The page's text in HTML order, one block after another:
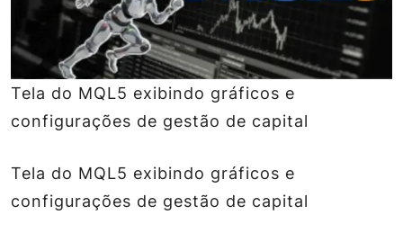
Tela do MQL5 exibindo gráficos e
configurações de gestão de capital
Tela do MQL5 exibindo gráficos e
configurações de gestão de capital